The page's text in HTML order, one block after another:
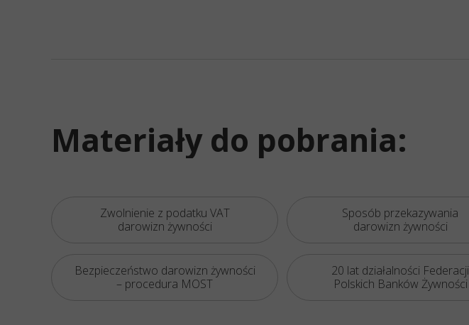
20 lat działalności Federacji
Polskich Banków Żywności
Bezpieczeństwo darowizn żywności
– procedura MOST
Zwolnienie z podatku VAT
darowizn żywności
Sposób przekazywania
darowizn żywności
Materiały do pobrania: